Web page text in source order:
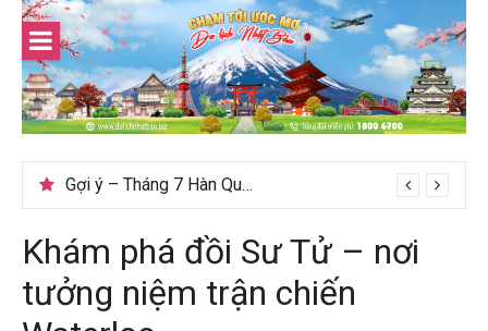
Skip
content
Gợi ý – Tháng 7 Hàn Quốc nên đi đâu, mặc gì đẹp?
Khám phá đồi Sư Tử – nơi
tưởng niệm trận chiến